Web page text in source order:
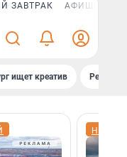
ЗАВТРАК АФИША PLUS
ищет креатив